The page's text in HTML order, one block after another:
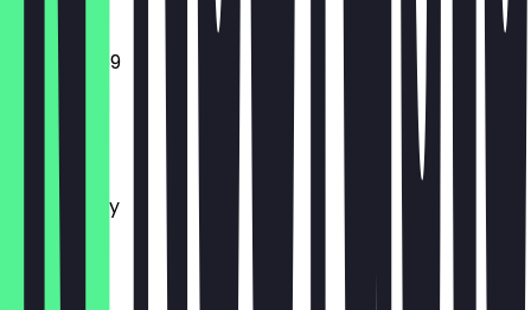
16:30 - 23:59
Monday
Wednesday
Thursday
Friday
Saturday